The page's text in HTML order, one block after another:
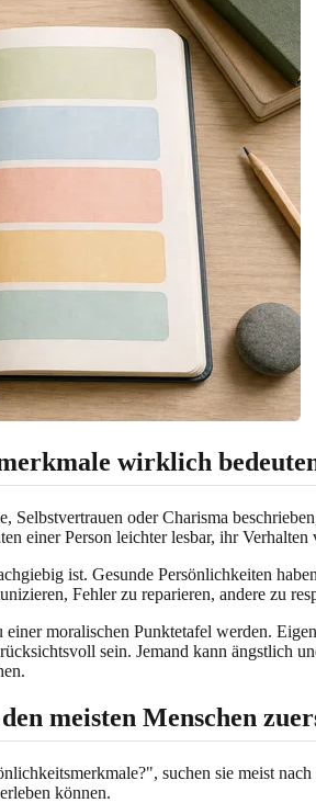
wirklich
oder Charisma
einer Person leichter lesbar, ihr
ist. Gesunde Persönlichkeiten
Fehler zu reparieren, andere zu
moralischen Punktetafel werden.
sein. Jemand kann ängstlich
meisten Menschen
suchen sie meist
können.